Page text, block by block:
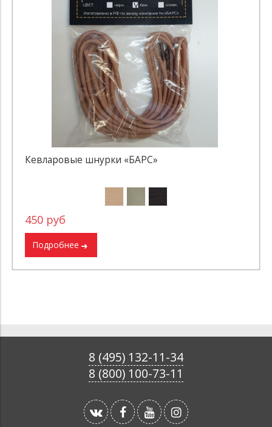
Кевларовые шнурки «БАРС»
450 руб
Подробнее
8 (495) 132-11-34
8 (800) 100-73-11